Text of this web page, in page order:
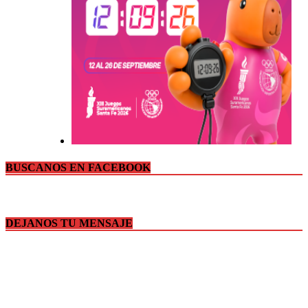
BUSCANOS EN FACEBOOK
DEJANOS TU MENSAJE